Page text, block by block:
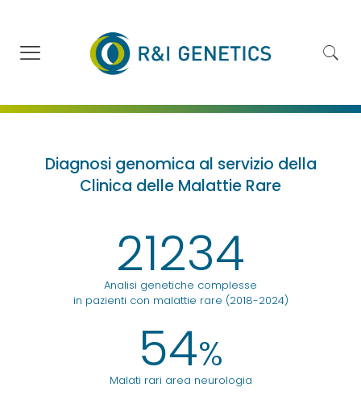
Diagnosi genomica al servizio della
Clinica delle Malattie Rare
21234
Analisi genetiche complesse
in pazienti con malattie rare (2018-2024)
54%
Malati rari area neurologia